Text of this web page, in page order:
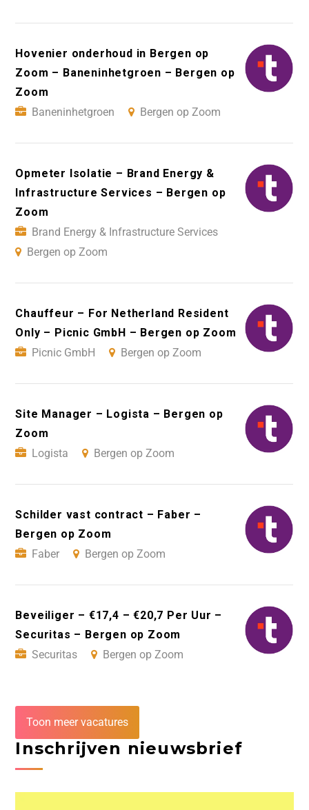
Hovenier onderhoud in Bergen op
Zoom – Baneninhetgroen – Bergen op
Zoom
Baneninhetgroen
Bergen op Zoom
Opmeter Isolatie – Brand Energy &
Infrastructure Services – Bergen op
Zoom
Brand Energy & Infrastructure Services
Bergen op Zoom
Chauffeur – For Netherland Resident
Only – Picnic GmbH – Bergen op Zoom
Picnic GmbH
Bergen op Zoom
Site Manager – Logista – Bergen op
Zoom
Logista
Bergen op Zoom
Schilder vast contract – Faber –
Bergen op Zoom
Faber
Bergen op Zoom
Beveiliger – €17,4 – €20,7 Per Uur –
Securitas – Bergen op Zoom
Securitas
Bergen op Zoom
Toon meer vacatures
Inschrijven nieuwsbrief